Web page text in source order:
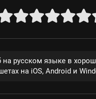
русском языке в
на iOS, Android и